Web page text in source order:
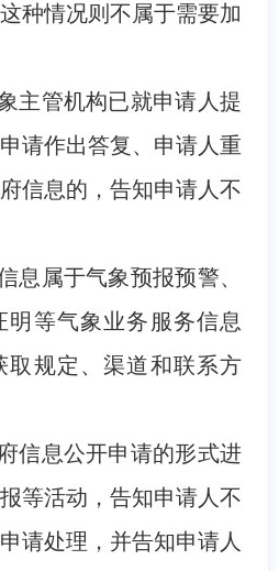
种情况则不属于需要加
管机构已就申请人提
请作出答复、申请人重
信息的，告知申请人不
属于气象预报预警、
明等气象业务服务信息
取规定、渠道和联系方
息公开申请的形式进
等活动，告知申请人不
请处理，并告知申请人